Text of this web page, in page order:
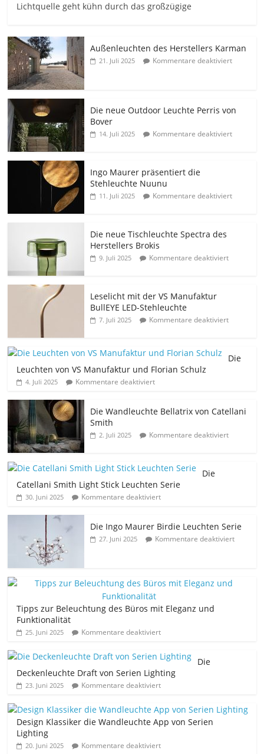
Lichtquelle geht kühn durch das großzügige
Außenleuchten des Herstellers Karman
21. Juli 2025 Kommentare deaktiviert
Die neue Outdoor Leuchte Perris von
Bover
14. Juli 2025 Kommentare deaktiviert
Ingo Maurer präsentiert die
Stehleuchte Nuunu
11. Juli 2025 Kommentare deaktiviert
Die neue Tischleuchte Spectra des
Herstellers Brokis
9. Juli 2025 Kommentare deaktiviert
Leselicht mit der VS Manufaktur
BullEYE LED-Stehleuchte
7. Juli 2025 Kommentare deaktiviert
Die
Leuchten von VS Manufaktur und Florian Schulz
4. Juli 2025 Kommentare deaktiviert
Die Wandleuchte Bellatrix von Catellani
Smith
2. Juli 2025 Kommentare deaktiviert
Die
Catellani Smith Light Stick Leuchten Serie
30. Juni 2025 Kommentare deaktiviert
Die Ingo Maurer Birdie Leuchten Serie
27. Juni 2025 Kommentare deaktiviert
Tipps zur Beleuchtung des Büros mit Eleganz und
Funktionalität
25. Juni 2025 Kommentare deaktiviert
Die
Deckenleuchte Draft von Serien Lighting
23. Juni 2025 Kommentare deaktiviert
Design Klassiker die Wandleuchte App von Serien
Lighting
20. Juni 2025 Kommentare deaktiviert